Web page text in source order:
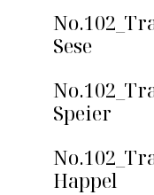
Sese
Speier
Happel